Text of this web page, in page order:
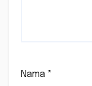
Nama *